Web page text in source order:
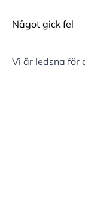
Något gick fel
Vi är ledsna för